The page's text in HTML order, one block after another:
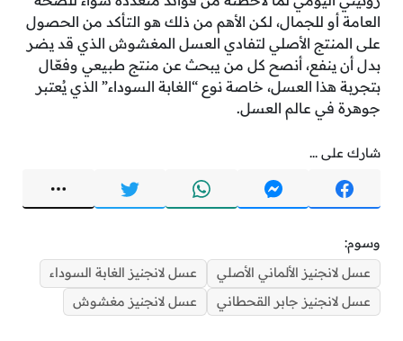
العامة أو للجمال، لكن الأهم من ذلك هو التأكد من الحصول
على المنتج الأصلي لتفادي العسل المغشوش الذي قد يضر
بدل أن ينفع، أنصح كل من يبحث عن منتج طبيعي وفعّال
بتجربة هذا العسل، خاصة نوع “الغابة السوداء” الذي يُعتبر
جوهرة في عالم العسل.
شارك على ...
وسوم:
عسل لانجنيز الألماني الأصلي
عسل لانجنيز الغابة السوداء
عسل لانجنيز جابر القحطاني
عسل لانجنيز مغشوش